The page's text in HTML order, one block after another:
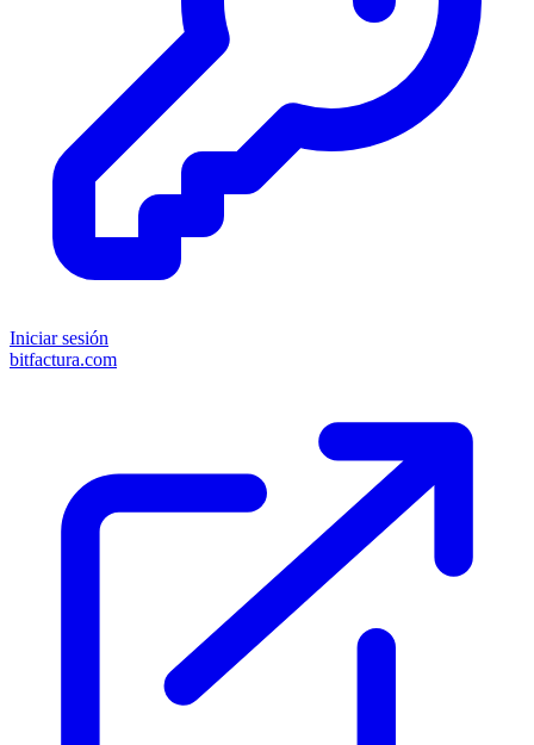
Iniciar sesión
bitfactura.com